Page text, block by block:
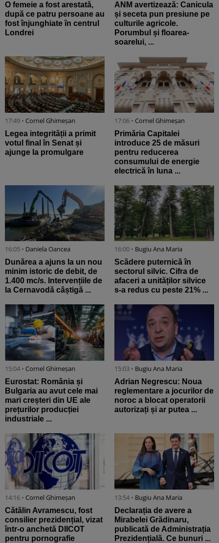
O femeie a fost arestată,
după ce patru persoane au
fost înjunghiate în centrul
Londrei
ANM avertizează: Canicula
și seceta pun presiune pe
culturile agricole.
Porumbul și floarea-
soarelui, ...
17:49 • Cornel Ghimeșan
Legea integrității a primit
votul final în Senat și
ajunge la promulgare
17:06 • Cornel Ghimeșan
Primăria Capitalei
introduce 25 de măsuri
pentru reducerea
consumului de energie
electrică în luna ...
16:05 • Daniela Oancea
Dunărea a ajuns la un nou
minim istoric de debit, de
1.400 mc/s. Intervențiile de
la Cernavodă câștigă ...
16:00 • Bugiu ⁠Ana Maria
Scădere puternică în
sectorul silvic. Cifra de
afaceri a unităților silvice
s-a redus cu peste 21% ...
15:04 • Cornel Ghimeșan
Eurostat: România și
Bulgaria au avut cele mai
mari creșteri din UE ale
prețurilor producției
industriale ...
15:03 • Bugiu ⁠Ana Maria
Adrian Negrescu: Noua
reglementare a jocurilor de
noroc a blocat operatorii
autorizați și ar putea ...
14:16 • Cornel Ghimeșan
Cătălin Avramescu, fost
consilier prezidențial, vizat
într-o anchetă DIICOT
pentru pornografie
13:54 • Bugiu ⁠Ana Maria
Declarația de avere a
Mirabelei Grădinaru,
publicată de Administrația
Prezidențială. Ce bunuri ...